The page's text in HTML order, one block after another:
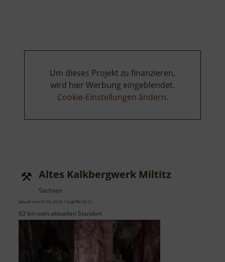
Um dieses Projekt zu finanzieren,
wird hier Werbung eingeblendet.
Cookie-Einstellungen ändern.
Altes Kalkbergwerk Miltitz
Sachsen
aktuell vom 02.06.2026 / Zugriffe: 4212
63 km vom aktuellen Standort